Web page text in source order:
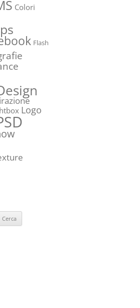
Colori
Flash
Logo